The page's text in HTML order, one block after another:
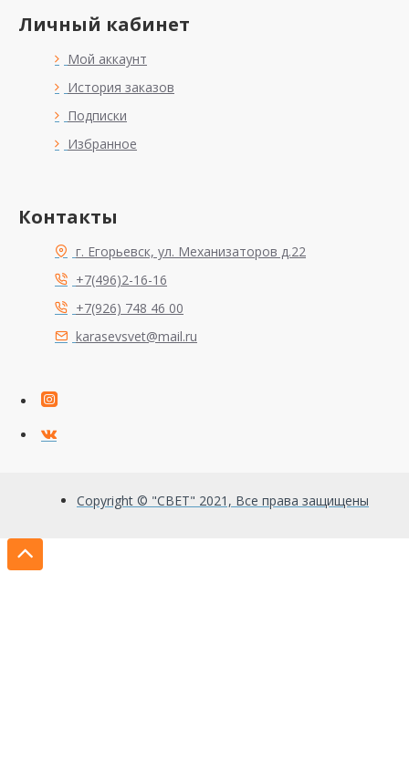
Личный кабинет
Мой аккаунт
История заказов
Подписки
Избранное
Контакты
г. Егорьевск, ул. Механизаторов д.22
+7(496)2-16-16
+7(926) 748 46 00
karasevsvet@mail.ru
Copyright © "СВЕТ" 2021, Все права защищены